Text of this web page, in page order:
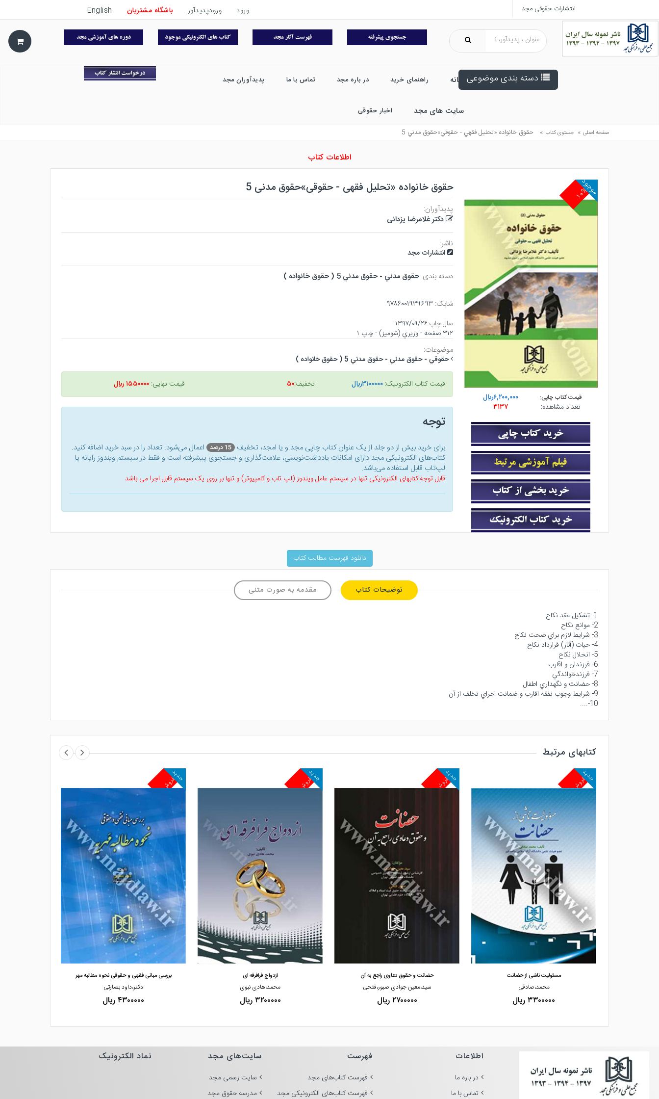
انتشارات حقوقی مجد ورود ورودپدیدآور باشگاه مشتریان English
دسته بندی موضوعی خانه راهنمای خرید در باره مجد تماس با ما پدیدآوران مجد
سایت های مجد اخبار حقوقی
صفحه اصلی » جستوی کتاب » حقوق خانواده «تحليل فقهي - حقوقي»حقوق مدني 5
اطلاعات کتاب
۱۰%
موجود
قیمت کتاب چاپی:
۶,۲۰۰,۰۰۰ريال
تعداد مشاهده:
۳۱۳۷
حقوق خانواده «تحلیل فقهی - حقوقی»حقوق مدنی 5
پدیدآوران:
دکتر غلامرضا یزدانی
ناشر:
انتشارات مجد
دسته بندی:حقوق مدني - حقوق مدني 5 ( حقوق خانواده )
شابک: ۹۷۸۶۰۰۱۹۳۹۶۹۳
سال چاپ:۱۳۹۷/۰۹/۲۶
۳۱۲ صفحه - وزيري (شوميز) - چاپ ۱
موضوعات:
حقوقي - حقوق مدني - حقوق مدني 5 ( حقوق خانواده )
قیمت کتاب الکترونیک:۳۱۰۰۰۰۰ريال تخفیف:۵۰ قیمت نهایی:۱۵۵۰۰۰۰ ريال
توجه
برای خرید بیش از دو جلد از یک عنوان کتاب‌ چاپی مجد و یا امجد، تخفیف 15 درصد
اعمال می‌شود. تعداد را در سبد خرید اضافه کنید.
کتاب‌های الکترونیکی مجد دارای امکانات یادداشت‌نویسی، علامت‌گذاری و جستجوی پیشرفته است و فقط در سیستم ویندوز رایانه یا
لپ‌تاب قابل استفاده می‌باشد.
قابل توجه:کتابهای الکترونیکی تنها در سیستم عامل ویندوز (لپ تاب و کامپیوتر) و تنها بر روی یک سیستم قابل اجرا می باشد
دانلود فهرست مطالب کتاب
توضیحات کتاب مقدمه به صورت متنی
1- تشكيل عقد نكاح
2- موانع نكاح
3- شرايط لازم براي صحت نكاح
4- حيات (آثار) قرارداد نكاح
5- انحلال نكاح
6- فرزندان و اقارب
7- فرزندخواندگي
8- حضانت و نگهداري اطفال
9- شرايط وجوب نفقه اقارب و ضمانت اجراي تخلف از آن
10-....
کتابهای مرتبط
مشاهده و خرید
پرفروش
جدید
مسئولیت ناشی از حضانت
محمد،صادقی
۳۳۰۰۰۰۰ ریال
پرفروش
جدید
مشاهده و خرید
حضانت و حقوق دعاوی راجع به آن
سید،معین جوادی صبور،فتحی
۲۷۰۰۰۰۰ ریال
پرفروش
جدید
مشاهده و خرید
ازدواج فرافرقه ای
محمد،هادی نبوی
۳۲۰۰۰۰۰ ریال
پرفروش
جدید
بررسی مبانی فقهی و حقوقی نحوه مطالبه مهر
دکتر،داود بصارتی
۴۳۰۰۰۰۰ ریال
اطلاعات
در باره ما
تماس با ما
فهرست
فهرست کتاب‌های مجد
فهرست کتاب‌های الکترونیکی مجد
سایت‌های مجد
سایت رسمی مجد
مدرسه حقوق مجد
نماد الکترونیک